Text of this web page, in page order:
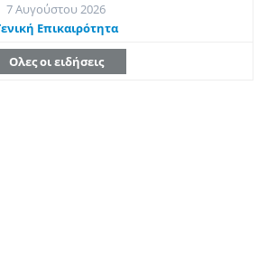
7 Αυγούστου 2026
Επικαιρότητα
Ολες οι ειδήσεις